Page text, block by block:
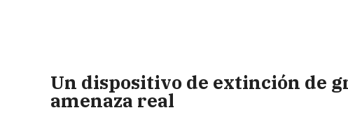
Un dispositivo de extinción de
amenaza real